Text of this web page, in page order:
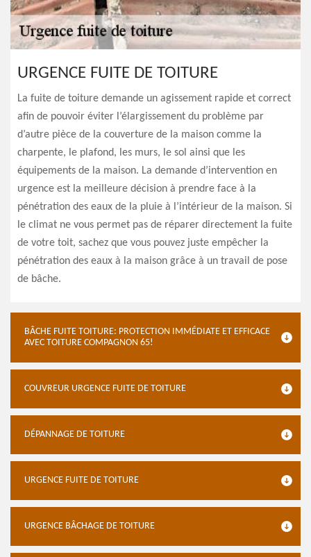
URGENCE FUITE DE TOITURE
La fuite de toiture demande un agissement rapide et correct
afin de pouvoir éviter l’élargissement du problème par
d’autre pièce de la couverture de la maison comme la
charpente, le plafond, les murs, le sol ainsi que les
équipements de la maison. La demande d’intervention en
urgence est la meilleure décision à prendre face à la
pénétration des eaux de la pluie à l’intérieur de la maison. Si
le climat ne vous permet pas de réparer directement la fuite
de votre toit, sachez que vous pouvez juste empêcher la
pénétration des eaux à la maison grâce à un travail de pose
de bâche.
BÂCHE FUITE TOITURE: PROTECTION IMMÉDIATE ET EFFICACE
AVEC TOITURE COMPAGNON 65!
COUVREUR URGENCE FUITE DE TOITURE
DÉPANNAGE DE TOITURE
URGENCE FUITE DE TOITURE
URGENCE BÂCHAGE DE TOITURE